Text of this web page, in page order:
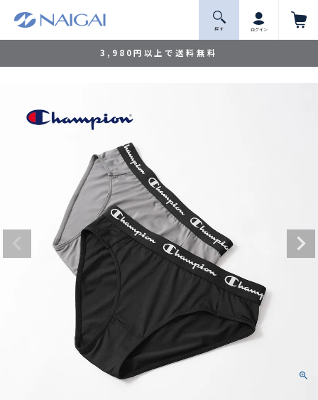
3,980円以上で送料無料
探 す ログイン